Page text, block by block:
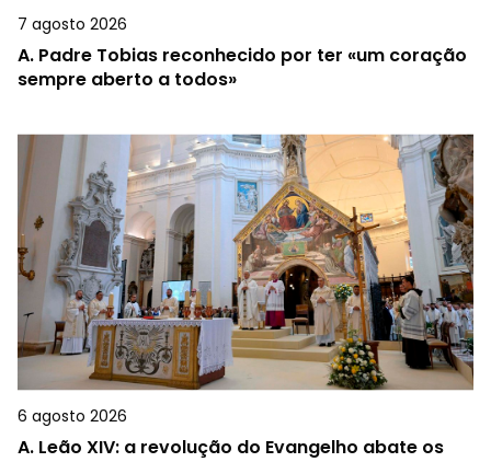
7 agosto 2026
A. Padre Tobias reconhecido por ter «um coração
sempre aberto a todos»
6 agosto 2026
A. Leão XIV: a revolução do Evangelho abate os